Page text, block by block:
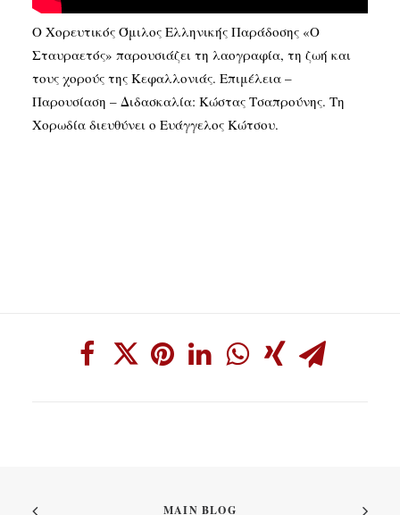
Ο Χορευτικός Όμιλος Ελληνικής Παράδοσης «Ο
Σταυραετός» παρουσιάζει τη λαογραφία, τη ζωή και
τους χορούς της Κεφαλλονιάς. Επιμέλεια –
Παρουσίαση – Διδασκαλία: Κώστας Τσαπρούνης. Τη
Χορωδία διευθύνει ο Ευάγγελος Κώτσου.
MAIN BLOG